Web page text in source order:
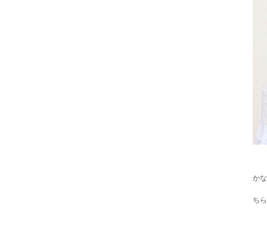
か
ち